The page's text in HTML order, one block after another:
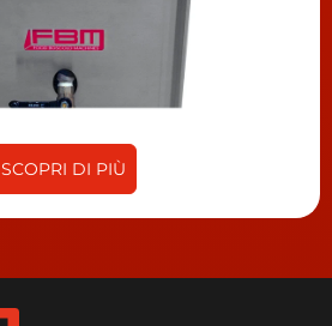
SCOPRI DI PIÙ